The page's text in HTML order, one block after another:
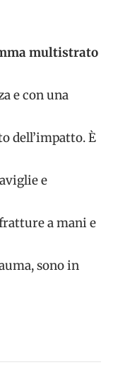
multistrato
e con una
dell’impatto. È
e
a mani e
sono in